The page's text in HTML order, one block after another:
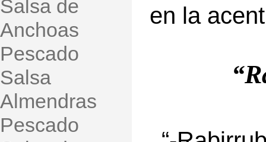
Salsa de
Anchoas
Pescado
Salsa
Almendras
Pescado
en la